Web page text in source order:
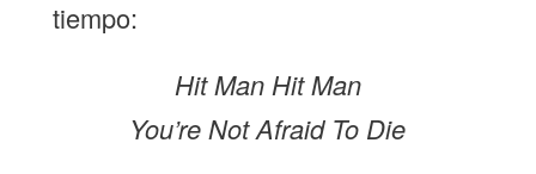
tiempo:
Hit Man Hit Man
You’re Not Afraid To Die